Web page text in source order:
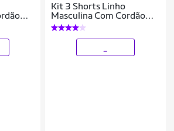
Kit 3 Shorts Linho
Masculina Com Cordão
Bermuda Casual Verão